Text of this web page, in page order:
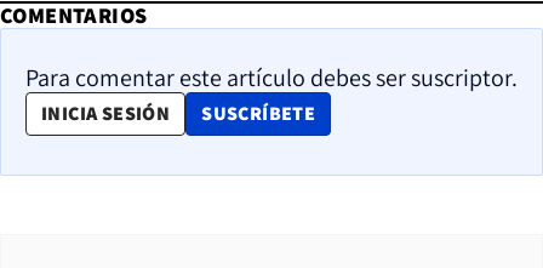
COMENTARIOS
Para comentar este artículo debes ser suscriptor.
INICIA SESIÓN SUSCRÍBETE
OPENS IN NEW WINDOW